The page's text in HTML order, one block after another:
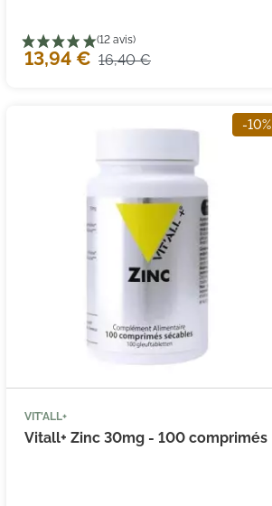
13,94 € 16,40 €
-10%

VIT'ALL+
Vitall+ Zinc 30mg - 100 comprimés